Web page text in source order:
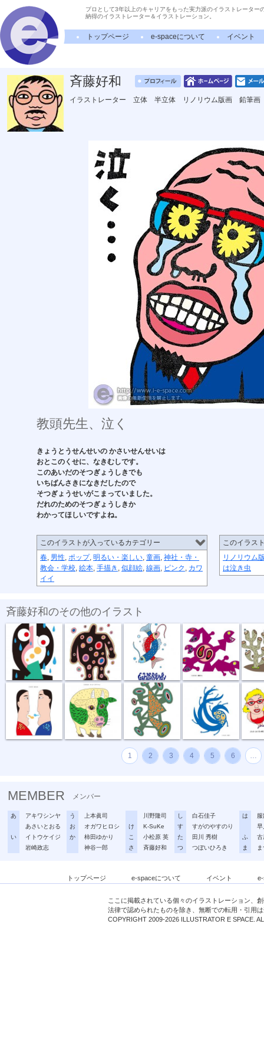
プロとして3年以上のキャリアをもった実力派のイラストレーター
納得のイラストレーター＆イラストレーション。
トップページ e-spaceについて イベント
斉藤好和
イラストレーター 立体 半立体 リノリウム版画 鉛筆画
教頭先生、泣く
きょうとうせんせいの かさいせんせいは
おとこのくせに、なきむしです。
このあいだのそつぎょうしきでも
いちばんさきになきだしたので
そつぎょうせいがこまっていました。
だれのためのそつぎょうしきか
わかってほしいですよね。
このイラストが入っているカテゴリー
春, 男性, ポップ, 明るい・楽しい, 童画, 神社・寺・
教会・学校, 絵本, 手描き , 似顔絵, 線画, ピンク , カワ
イイ
このイラス
リノリウム
は泣き虫
斉藤好和のその他のイラスト
傘がない 正体不明 深海の恋
話し合い オハヨーゴザ... 噂の出所 風祭り ハイ
1 2 3 4 5 6 …
MEMBER メンバー
あ
アキワシンヤ
あさいとおる
い
イトウケイジ
岩崎政志
う
上本眞司
お
オガワヒロシ
か
柿田ゆかり
神谷一郎
川野隆司
け
K-SuKe
こ
小松原 英
さ
斉藤好和
し
白石佳子
す
すがのやすのり
た
田川 秀樹
つ
つぼいひろき
は
早
ふ
古
ま
トップページ e-spaceについて イベント
ここに掲載されている個々のイラストレーション、
法律で認められたものを除き、無断での転用・引用
COPYRIGHT 2009-2026 ILLUSTRATOR E SPACE.